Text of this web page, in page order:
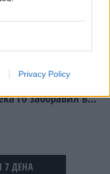
Privacy Policy
НЕ
и
на грчкиот народ
во овој
никаква
НА АЕРОДРОМ
го заборавил во
7 ДЕНА